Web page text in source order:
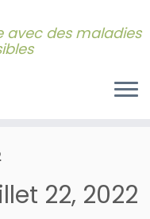
avec des maladies
22, 2022